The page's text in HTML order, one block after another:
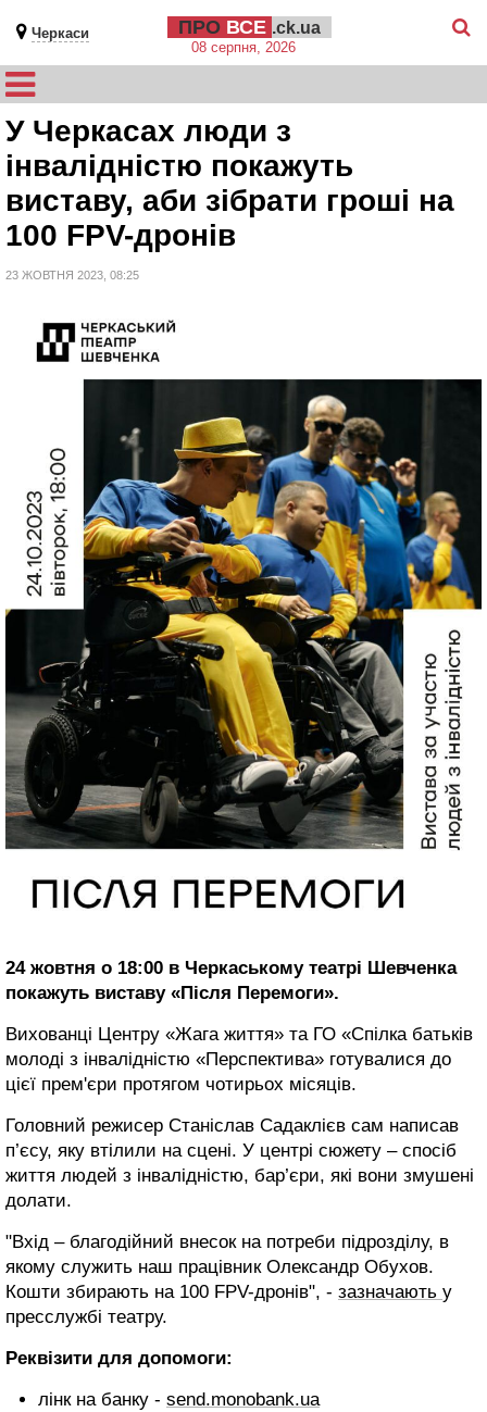
Черкаси ПРО ВСЕ .ck.ua
08 серпня, 2026
У Черкасах люди з
інвалідністю покажуть
виставу, аби зібрати гроші на
100 FPV-дронів
23 ЖОВТНЯ 2023, 08:25
24 жовтня о 18:00 в Черкаському театрі Шевченка
покажуть виставу «Після Перемоги».
Вихованці Центру «Жага життя» та ГО «Спілка батьків
молоді з інвалідністю «Перспектива» готувалися до
цієї прем'єри протягом чотирьох місяців.
Головний режисер Станіслав Садаклієв сам написав
п’єсу, яку втілили на сцені. У центрі сюжету – спосіб
життя людей з інвалідністю, бар’єри, які вони змушені
долати.
"Вхід – благодійний внесок на потреби підрозділу, в
якому служить наш працівник Олександр Обухов.
Кошти збирають на 100 FPV-дронів", - зазначають у
пресслужбі театру.
Реквізити для допомоги:
лінк на банку - send.monobank.ua